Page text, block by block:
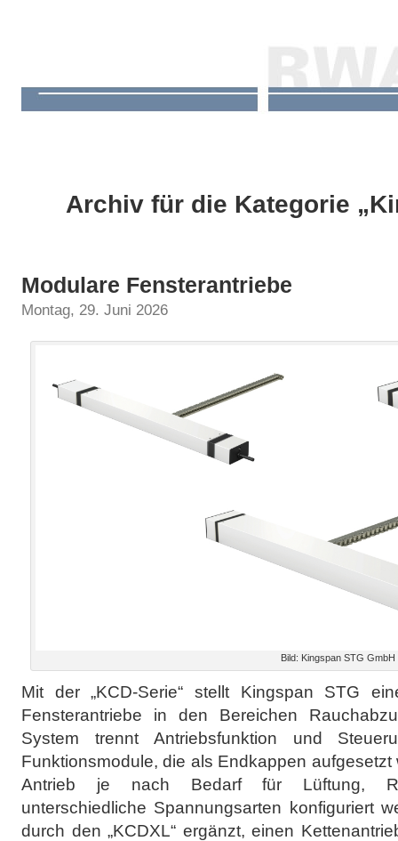
Archiv für die Kategorie
Modulare Fensterantriebe
Montag, 29. Juni 2026
Bild: Kingspan STG GmbH
Mit der „KCD-Serie“ stellt Kingspan STG
Fensterantriebe in den Bereichen
System trennt Antriebsfunktion und
Funktionsmodule, die als Endkappen
Antrieb je nach Bedarf für Lüftung,
unterschiedliche Spannungsarten konfiguriert
durch den „KCDXL“ ergänzt, einen